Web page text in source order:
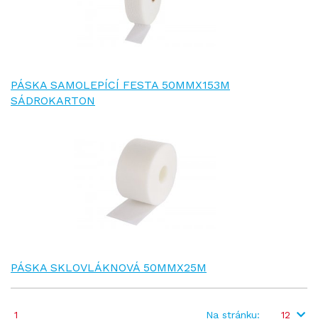
PÁSKA SAMOLEPÍCÍ FESTA 50MMX153M
SÁDROKARTON
PÁSKA SKLOVLÁKNOVÁ 50MMX25M
1 Na stránku: 12